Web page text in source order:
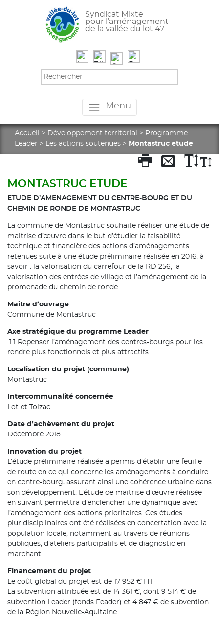
Syndicat Mixte
pour l’aménagement
de la vallée du lot 47
Menu
Accueil > Développement territorial > Programme
Leader > Les actions soutenues > Montastruc etude
MONTASTRUC ETUDE
ETUDE D’AMENAGEMENT DU CENTRE-BOURG ET DU
CHEMIN DE RONDE DE MONTASTRUC
La commune de Montastruc souhaite réaliser une étude de
maitrise d’œuvre dans le but d’étudier la faisabilité
technique et financière des actions d’aménagements
retenues suite à une étude préliminaire réalisée en 2016, à
savoir : la valorisation du carrefour de la RD 256, la
valorisation des entrées de village et l’aménagement de la
promenade du chemin de ronde.
Maitre d’ouvrage
Commune de Montastruc
Axe stratégique du programme Leader
1.1 Repenser l’aménagement des centres-bourgs pour les
rendre plus fonctionnels et plus attractifs
Localisation du projet (commune)
Montastruc
Intercommunalité concernée
Lot et Tolzac
Date d’achèvement du projet
Décembre 2018
Innovation du projet
L’étude préliminaire réalisée a permis d’établir une feuille
de route en ce qui concerne les aménagements à conduire
en centre-bourg, assurant ainsi une cohérence urbaine dans
son développement. L’étude de maitrise d’œuvre réalisée
en suivant permettra d’enclencher une dynamique avec
l’aménagement des actions prioritaires. Ces études
pluridisciplinaires ont été réalisées en concertation avec la
population locale, notamment au travers de réunions
publiques, d’ateliers participatifs et de diagnostic en
marchant.
Financement du projet
Le coût global du projet est de 17 952 € HT
La subvention attribuée est de 14 361 €, dont 9 514 € de
subvention Leader (fonds Feader) et 4 847 € de subvention
de la Région Nouvelle-Aquitaine.